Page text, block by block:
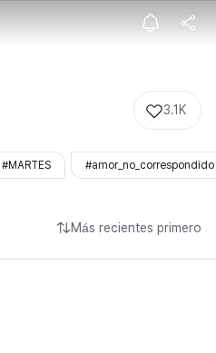
Amor
3.1K
#MARTES #amor_no_correspondido
Más recientes primero